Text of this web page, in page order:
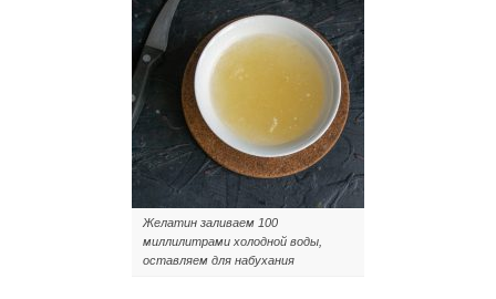
Желатин заливаем 100
миллилитрами холодной воды,
оставляем для набухания